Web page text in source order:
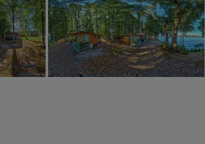
Dziękujemy, i życzmy miłego odkrywania Mazur na nowo...